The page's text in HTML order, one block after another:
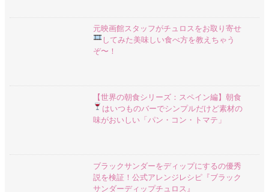
元映画館スタッフがチュロスをお取り寄せ
してみた美味しい食べ方を教えちゃう
ぞ〜！
【世界の朝食シリーズ：スペイン編】朝食
はいつものバーでシンプルだけど素材の
味がおいしい「パン・コン・トマテ」
ブラックサンダーをディップにするの優秀
説を検証！公式アレンジレシピ『ブラック
サンダーディップチュロス』